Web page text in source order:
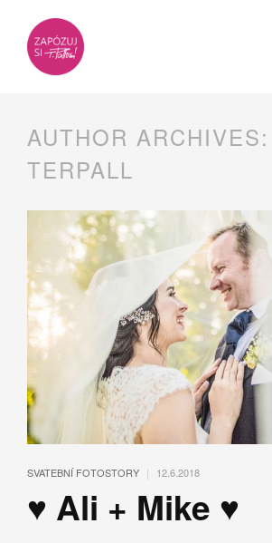
AUTHOR ARCHIVES:
TERPALL
SVATEBNÍ FOTOSTORY | 12.6.2018
♥ Ali + Mike ♥